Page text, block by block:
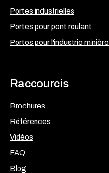
Portes industrielles
Portes pour pont roulant
Portes pour l'industrie minière
Raccourcis
Brochures
Références
Vidéos
FAQ
Blog